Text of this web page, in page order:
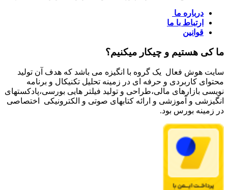
درباره ما
ارتباط با ما
قوانین
ما کی هستیم و چیکار میکنیم؟
سایت هوش فعال یک گروه با انگیزه می باشد که هدف آن تولید
محتوای کاربردی و حرفه ای در زمینه تحلیل تکنیکال و برنامه
نویسی بازارهای مالی،طراحی و تولید فیلتر هایی بورسی،پادکستهای
انگیزشی و آموزشی و ارائه کتابهای صوتی و الکترونیکی اختصاصی
در زمینه بورس بود.